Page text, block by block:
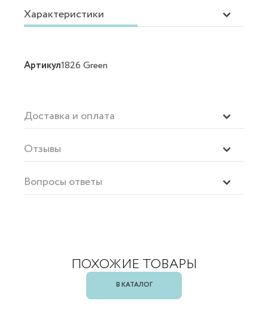
Характеристики
Артикул1826 Green
Доставка и оплата
Отзывы
Вопросы ответы
ПОХОЖИЕ ТОВАРЫ
В КАТАЛОГ